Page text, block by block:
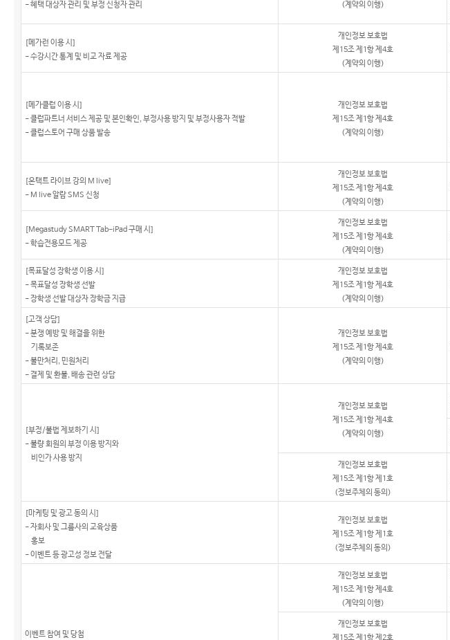
- 혜택 대상자 관리 및 부정 신청자 관리
(계약의 이행)
[메가런 이용 시]
- 수강시간 통계 및 비교 자료 제공
개인정보 보호법
제15조 제1항 제4호
(계약의 이행)
[메가클럽 이용 시]
- 클럽파트너 서비스 제공 및 본인확인, 부정사용 방지 및 부정사용자 적발
- 클럽스토어 구매 상품 발송
개인정보 보호법
제15조 제1항 제4호
(계약의 이행)
[온택트 라이브 강의 M live]
- M live 알람 SMS 신청
개인정보 보호법
제15조 제1항 제4호
(계약의 이행)
[Megastudy SMART Tab-iPad 구매 시]
- 학습전용모드 제공
개인정보 보호법
제15조 제1항 제4호
(계약의 이행)
[목표달성 장학생 이용 시]
- 목표달성 장학생 선발
- 장학생 선발 대상자 장학금 지급
개인정보 보호법
제15조 제1항 제4호
(계약의 이행)
[고객 상담]
- 분쟁 예방 및 해결을 위한
기록보존
- 불만처리, 민원처리
- 결제 및 환불, 배송 관련 상담
개인정보 보호법
제15조 제1항 제4호
(계약의 이행)
[부정/불법 제보하기 시]
- 불량 회원의 부정 이용 방지와
비인가 사용 방지
개인정보 보호법
제15조 제1항 제4호
(계약의 이행)
개인정보 보호법
제15조 제1항 제1호
(정보주체의 동의)
[마케팅 및 광고 동의 시]
- 자회사 및 그룹사의 교육상품
홍보
- 이벤트 등 광고성 정보 전달
개인정보 보호법
제15조 제1항 제1호
(정보주체의 동의)
이벤트 참여 및 당첨
개인정보 보호법
제15조 제1항 제4호
(계약의 이행)
개인정보 보호법
제15조 제1항 제2호